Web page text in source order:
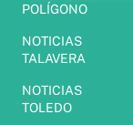
POLÍGONO
NOTICIAS
TALAVERA
NOTICIAS
TOLEDO